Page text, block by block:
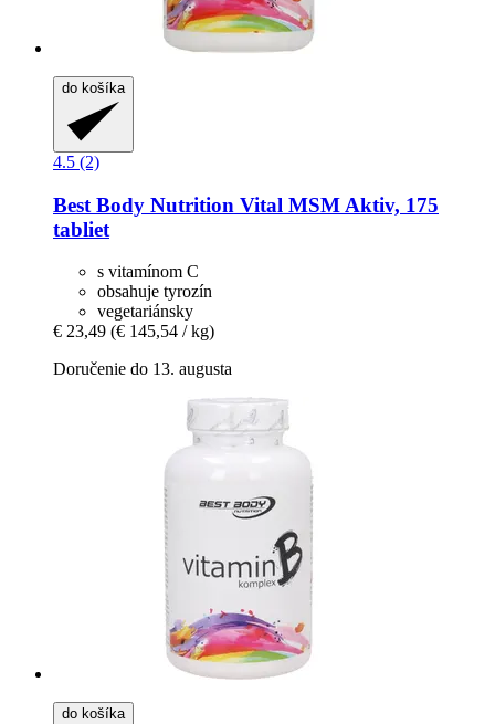
do košíka
4.5 (2)
Best Body Nutrition Vital MSM Aktiv, 175
tabliet
s vitamínom C
obsahuje tyrozín
vegetariánsky
€ 23,49 (€ 145,54 / kg)
Doručenie do 13. augusta
do košíka